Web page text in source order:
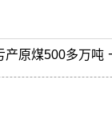
原煤500多万吨